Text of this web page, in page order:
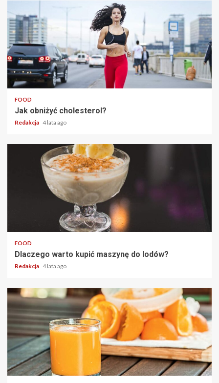
2 min read
FOOD
Jak obniżyć cholesterol?
Redakcja 4 lata ago
FOOD
Dlaczego warto kupić maszynę do lodów?
Redakcja 4 lata ago
2 min read